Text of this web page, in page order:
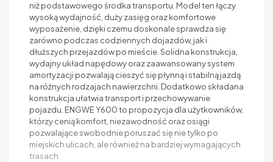
niż podstawowego środka transportu. Model ten łączy
wysoką wydajność, duży zasięg oraz komfortowe
wyposażenie, dzięki czemu doskonale sprawdza się
zarówno podczas codziennych dojazdów, jak i
dłuższych przejazdów po mieście. Solidna konstrukcja,
wydajny układ napędowy oraz zaawansowany system
amortyzacji pozwalają cieszyć się płynną i stabilną jazdą
na różnych rodzajach nawierzchni. Dodatkowo składana
konstrukcja ułatwia transport i przechowywanie
pojazdu. ENGWE Y600 to propozycja dla użytkowników,
którzy cenią komfort, niezawodność oraz osiągi
pozwalające swobodnie poruszać się nie tylko po
miejskich ulicach, ale również na bardziej wymagających
trasach.